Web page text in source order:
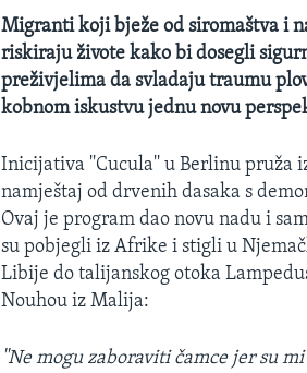
Migranti koji bježe od siromaštva i
riskiraju živote kako bi dosegli
preživjelima da svladaju traumu
kobnom iskustvu jednu novu
Inicijativa ''Cucula'' u Berlinu pruža
namještaj od drvenih dasaka s
Ovaj je program dao novu nadu i
su pobjegli iz Afrike i stigli u
Libije do talijanskog otoka
Nouhou iz Malija:
''Ne mogu zaboraviti čamce jer su